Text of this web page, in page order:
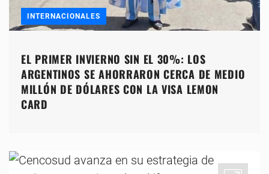
INTERNACIONALES
EL PRIMER INVIERNO SIN EL 30%: LOS
ARGENTINOS SE AHORRARON CERCA DE MEDIO
MILLÓN DE DÓLARES CON LA VISA LEMON
CARD